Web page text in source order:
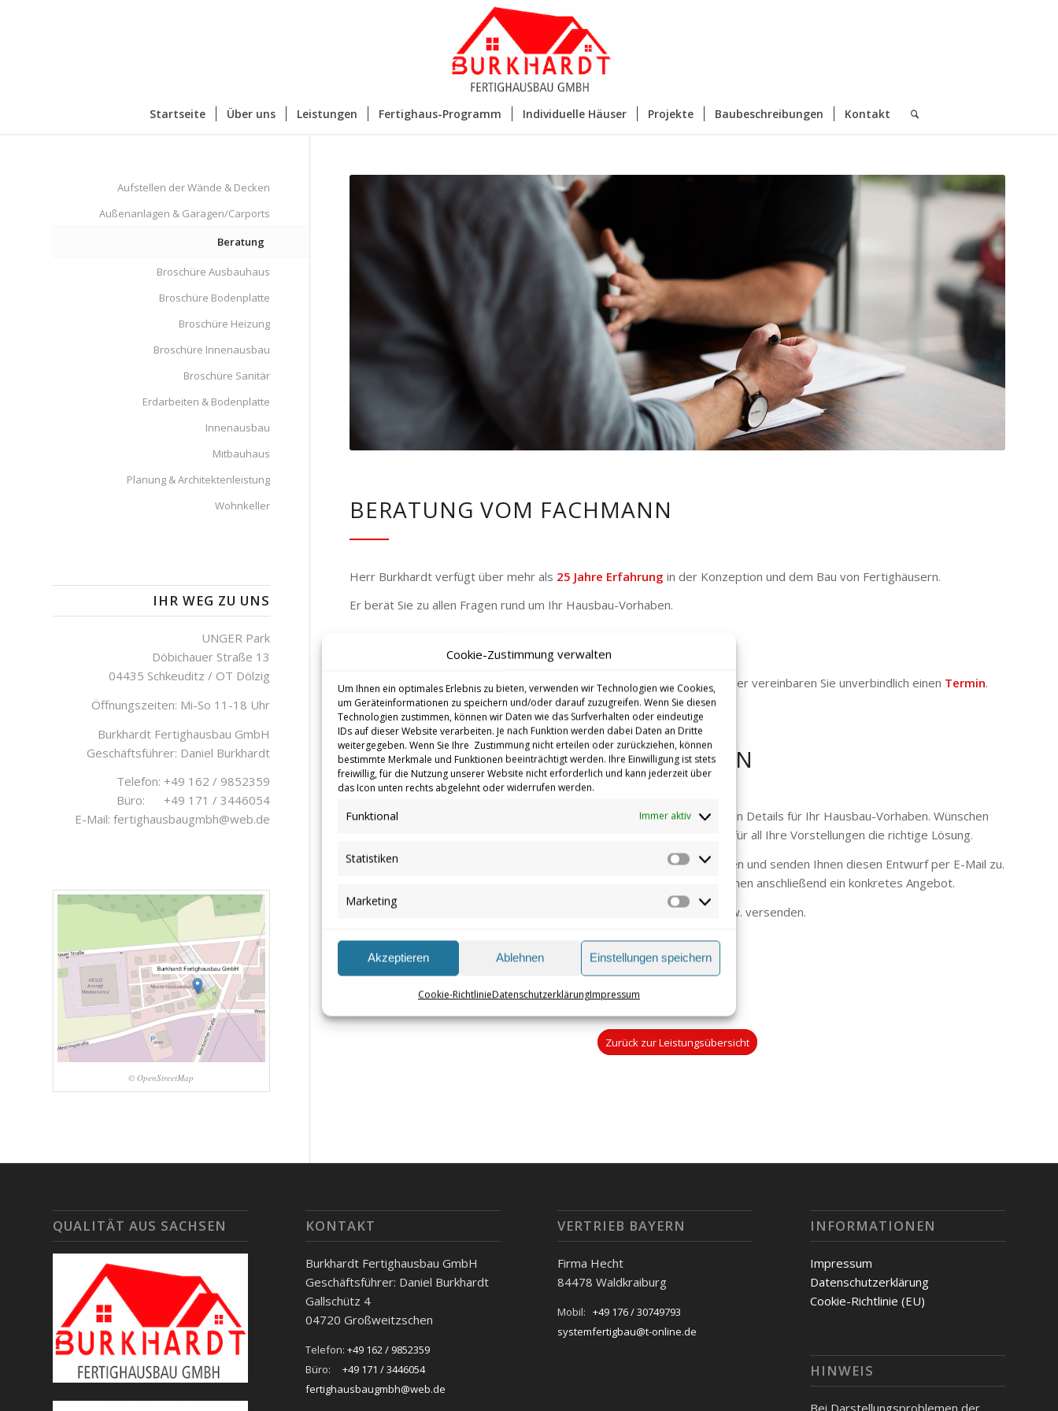
Cookie-Zustimmung verwalten
Um Ihnen ein optimales Erlebnis zu bieten, verwenden wir Technologien wie Cookies,
um Geräteinformationen zu speichern und/oder darauf zuzugreifen. Wenn Sie diesen
Technologien zustimmen, können wir Daten wie das Surfverhalten oder eindeutige
IDs auf dieser Website verarbeiten. Je nach Funktion werden dabei Daten an Dritte
weitergegeben. Wenn Sie Ihre Zustimmung nicht erteilen oder zurückziehen, können
bestimmte Merkmale und Funktionen beeinträchtigt werden. Ihre Einwilligung ist stets
freiwillig, für die Nutzung unserer Website nicht erforderlich und kann jederzeit über
das Icon unten rechts abgelehnt oder widerrufen werden.
Funktional Immer aktiv
Statistiken
Statistiken
Marketing
Marketing
Akzeptieren Ablehnen Einstellungen speichern
Cookie-RichtlinieDatenschutzerklärungImpressum
Startseite Über uns Leistungen Fertighaus-Programm Individuelle Häuser Projekte Baubeschreibungen Kontakt
BERATUNG VOM FACHMANN
Herr Burkhardt verfügt über mehr als 25 Jahre Erfahrung in der Konzeption und dem Bau von Fertighäusern.
Er berät Sie zu allen Fragen rund um Ihr Hausbau-Vorhaben.
KOSTENFREIER BERATUNGSTERMIN
Besuchen Sie Herrn Burkhardt in unserem Musterhaus oder vereinbaren Sie unverbindlich einen Termin.
HIER BLEIBEN KEINE FRAGEN OFFEN
In unserem kostenfreien Beratungsgespräch klären wir alle notwendigen Details für Ihr Hausbau-Vorhaben. Wünschen
Sie ein Einzel-, Doppel-, Pultdach-Haus oder eine Stadtvilla? Wir haben für all Ihre Vorstellungen die richtige Lösung.
Im Anschluss an Ihren Besuch zeichnen wir Ihr Haus nach Ihren Vorgaben und senden Ihnen diesen Entwurf per E-Mail zu.
Unter Berücksichtigung eventueller Änderungswünsche erstellen wir Ihnen anschließend ein konkretes Angebot.
Bitte haben Sie Verständnis dafür, das wir keine Kataloge vorhalten bzw. versenden.
Ihr Daniel Burkhardt
Zurück zur Leistungsübersicht
Aufstellen der Wände & Decken
Außenanlagen & Garagen/Carports
Beratung
Broschüre Ausbauhaus
Broschüre Bodenplatte
Broschüre Heizung
Broschüre Innenausbau
Broschüre Sanitär
Erdarbeiten & Bodenplatte
Innenausbau
Mitbauhaus
Planung & Architektenleistung
Wohnkeller
IHR WEG ZU UNS
UNGER Park
Döbichauer Straße 13
04435 Schkeuditz / OT Dölzig
Öffnungszeiten: Mi-So 11-18 Uhr
Burkhardt Fertighausbau GmbH
Geschäftsführer: Daniel Burkhardt
Telefon: +49 162 / 9852359
Büro: +49 171 / 3446054
E-Mail: fertighausbaugmbh@web.de
© OpenStreetMap
QUALITÄT AUS SACHSEN KONTAKT
Burkhardt Fertighausbau GmbH
Geschäftsführer: Daniel Burkhardt
Gallschütz 4
04720 Großweitzschen
Telefon: +49 162 / 9852359
Büro: +49 171 / 3446054
fertighausbaugmbh@web.de
VERTRIEB BAYERN
Firma Hecht
84478 Waldkraiburg
Mobil:+49 176 / 30749793
systemfertigbau@t-online.de
INFORMATIONEN
Impressum
Datenschutzerklärung
Cookie-Richtlinie (EU)
HINWEIS